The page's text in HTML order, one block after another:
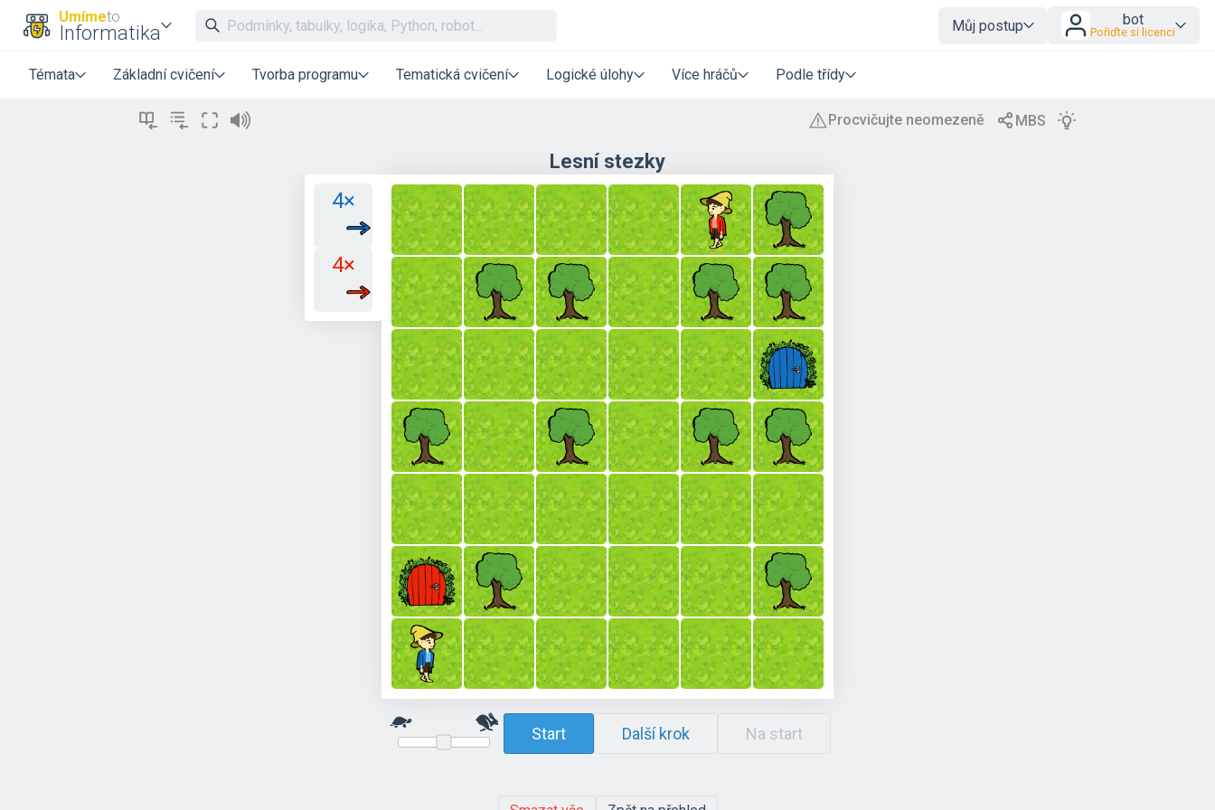
Umímeto
Informatika Můj postup bot
Pořiďte si licenci
Témata Základní cvičení Tvorba programu Tematická cvičení Logické úlohy Více hráčů Podle třídy
Lesní stezky
4×
4×
Start Další krok Na start